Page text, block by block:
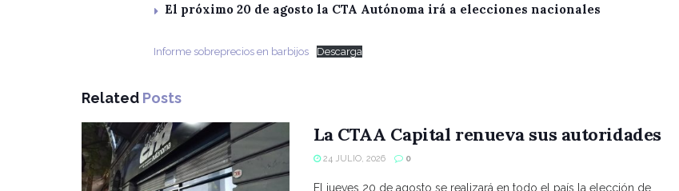
El próximo 20 de agosto la CTA Autónoma irá a elecciones nacionales
Informe sobreprecios en barbijos Descarga
Related Posts
La CTAA Capital renueva sus autoridades
24 JULIO, 2026 0
El jueves 20 de agosto se realizará en todo el país la elección de